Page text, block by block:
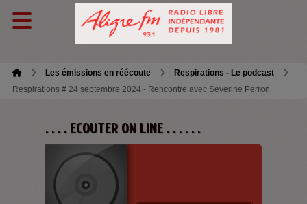
Les émissions en réécoute
Respirations - Le podcast
Respirations # 24 septembre 2024 - Rencontre avec Severine Perron
. . . . ECOUTER ON LINE . . . . . .